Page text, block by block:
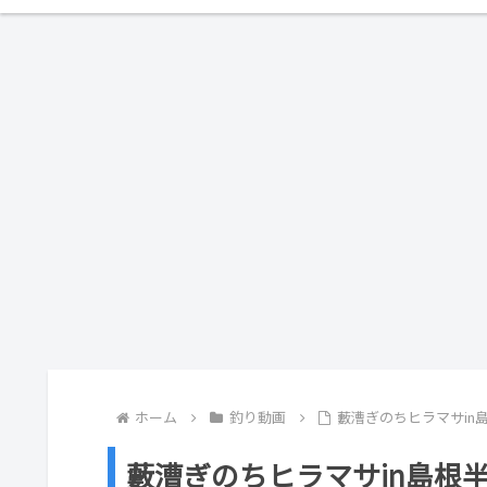
ホーム 釣り動画 藪漕ぎのちヒラマサin
藪漕ぎのちヒラマサin島根